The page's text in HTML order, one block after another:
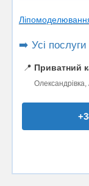
➡️ Усі послуги
📍 Приватний